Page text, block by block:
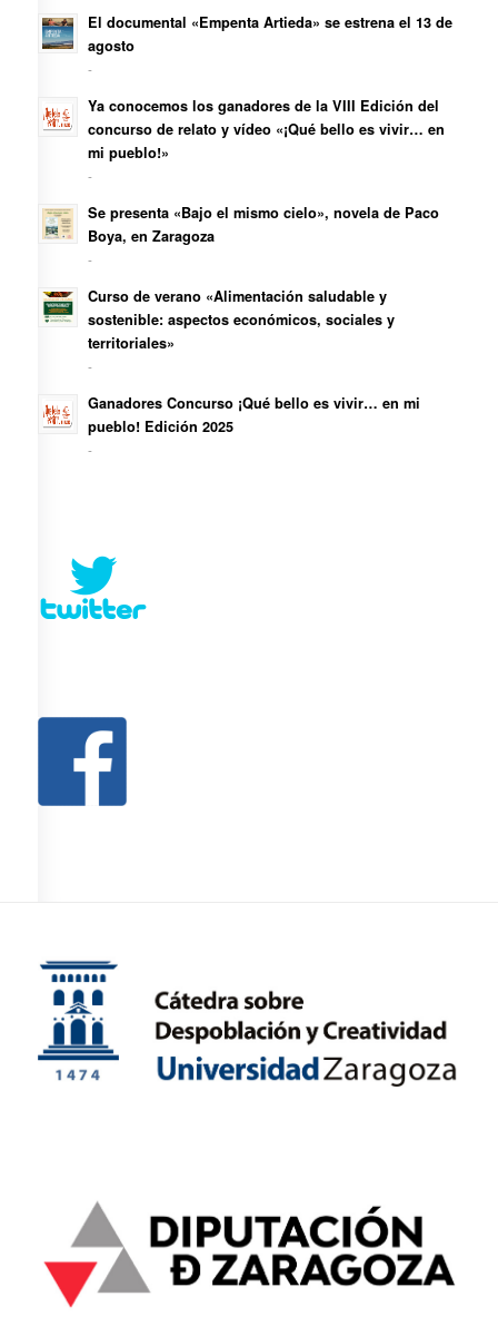
El documental «Empenta Artieda» se estrena el 13 de
agosto
-
Ya conocemos los ganadores de la VIII Edición del
concurso de relato y vídeo «¡Qué bello es vivir… en
mi pueblo!»
-
Se presenta «Bajo el mismo cielo», novela de Paco
Boya, en Zaragoza
-
Curso de verano «Alimentación saludable y
sostenible: aspectos económicos, sociales y
territoriales»
-
Ganadores Concurso ¡Qué bello es vivir… en mi
pueblo! Edición 2025
-